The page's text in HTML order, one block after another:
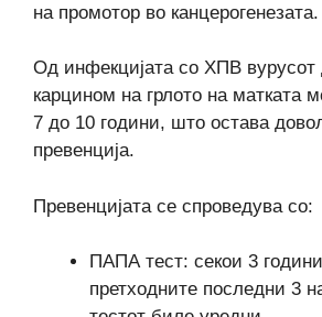
на промотор во канцерогенезата.
Од инфекцијата со ХПВ вурусот
карцином на грлото на матката
7 до 10 години, што остава
превенција.
Превенцијата се спроведува со:
ПАПА тест: секои 3
претходните последни 3